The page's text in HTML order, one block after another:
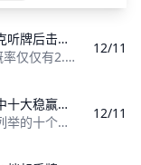
德州扑克听牌后击中的概率 德州扑克听牌后击中的概率
“合适”的手牌 你获得顶级起手牌的概率仅仅有2.1%（J-J, Q-Q, K-K, A-A, A-Ks），因此你不能把所有的希望都寄托在这几手牌上面，单纯依靠这些牌会被
12/11
德州扑克中十大稳赢技巧 德州扑克中十大稳赢技巧是什么？今天我们列举的十个扑克策略，将使你成为利润更高也更有自信的牌手。
德州扑克中十大稳赢技巧 今天我们列举的十个扑克策略，将使你成为利润更高也更有自信的牌手。这些策略不会告诉你如何百战百胜，因为即使最优秀的牌手也
12/11